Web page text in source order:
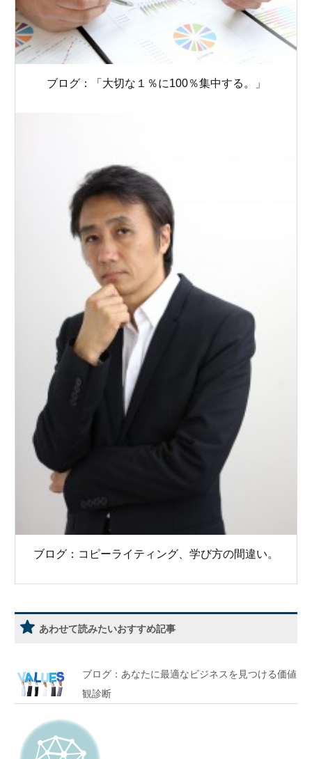
ブログ：「大切な１％に100％集中する。」
ブログ：コピーライティング、学び方の間違い。
あわせて読みたいおすすめ記事
ブログ：あなたに最適なビジネスを見つける価値
観診断